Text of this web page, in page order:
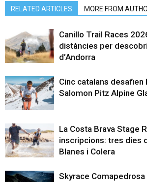
RELATED ARTICLES MORE FROM
Canillo Trail Races
distàncies per
d’Andorra
Cinc catalans desafien
Salomon Pitz Alpine
La Costa Brava Stage
inscripcions: tres dies
Blanes i Colera
Skyrace Comapedrosa